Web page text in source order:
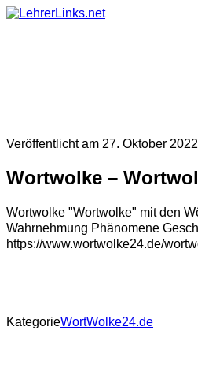
Skip
Veröffentlicht am 27. Oktober
Wortwolke –
Wortwolke "Wortwolke" mit den
Wahrnehmung Phänomene
https://www.wortwolke24.de/
KategorieWortWolke24.de